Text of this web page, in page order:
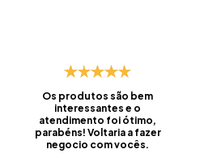
Os produtos são bem
interessantes e o
atendimento foi ótimo,
parabéns! Voltaria a fazer
negocio com vocês.